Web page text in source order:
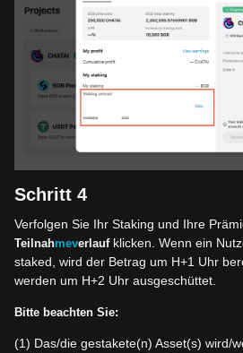
Schritt 4
Verfolgen Sie Ihr Staking und Ihre
Teilnahmeverlaufklicken. Wenn ein
staked, wird der Betrag um H+1 Uhr
werden um H+2 Uhr ausgeschüttet.
Bitte beachten Sie:
(1) Das/die gestakete(n) Asset(s) wird/